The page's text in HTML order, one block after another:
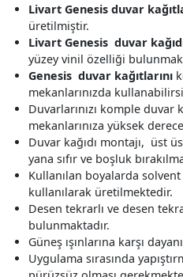
Livart Genesis duvar
üretilmiştir.
Livart Genesis duvar
yüzey vinil özelliği
Genesis duvar kağıtlarını
mekanlarınızda
Duvarlarınızı komple duvar
mekanlarınıza yüksek
Duvar kağıdı montajı, üst
yana sıfır ve boşluk
Kullanılan boyalarda
kullanılarak üretilmektedir.
Desen tekrarlı ve desen
bulunmaktadır.
Güneş ışınlarına karşı
Uygulama sırasında